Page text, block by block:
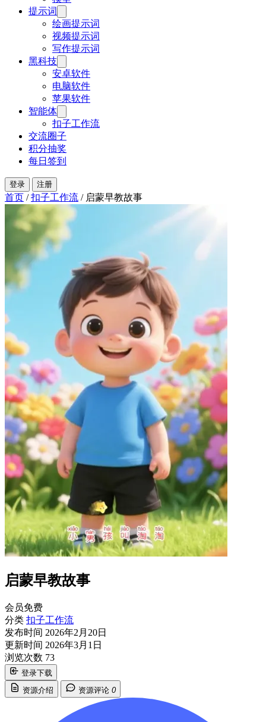
提示词
绘画提示词
视频提示词
写作提示词
黑科技
安卓软件
电脑软件
苹果软件
智能体
扣子工作流
交流圈子
积分抽奖
每日签到
登录 注册
首页 / 扣子工作流 / 启蒙早教故事
启蒙早教故事
会员免费
分类 扣子工作流
发布时间 2026年2月20日
更新时间 2026年3月1日
浏览次数 73
登录下载
资源介绍
资源评论 0